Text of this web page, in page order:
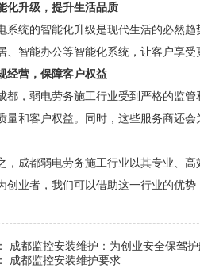
化升级，提升生活品质
系统的智能化升级是现代生活的必然
、智能办公等智能化系统，让客户享受
经营，保障客户权益
都，弱电劳务施工行业受到严格的监
量和客户权益。同时，这些服务商还
，成都弱电劳务施工行业以其专业、
创业者，我们可以借助这一行业的优
成都监控安装维护：为创业安全保驾护
成都监控安装维护要求